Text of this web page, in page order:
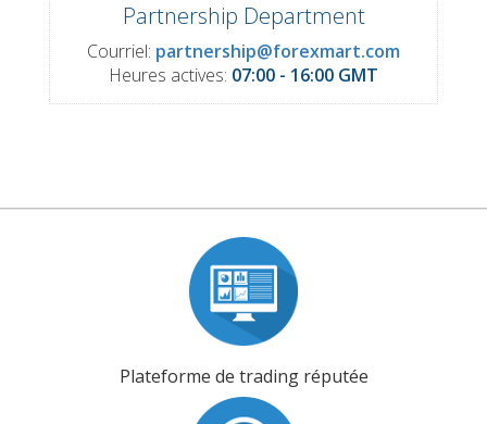
Partnership Department
Courriel: partnership@forexmart.com
Heures actives: 07:00 - 16:00 GMT
Plateforme de trading réputée